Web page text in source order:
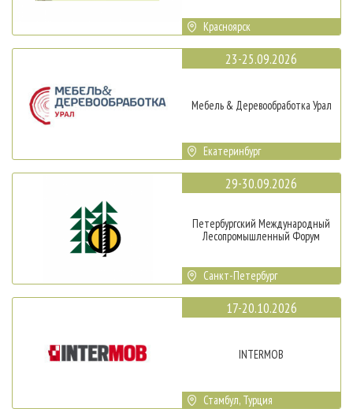
Красноярск
23-25.09.2026
Мебель & Деревообработка Урал
Екатеринбург
29-30.09.2026
Петербургский Международный
Лесопромышленный Форум
Санкт-Петербург
17-20.10.2026
INTERMOB
Стамбул, Турция